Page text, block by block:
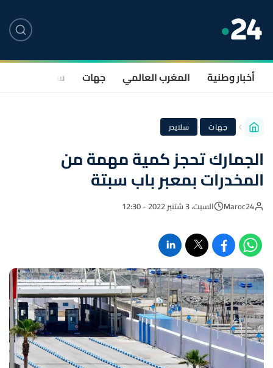
أخبار وطنية المغرب العالمي جهات سياسة
جهات · سلايدر
الجمارك تحجز كمية مهمة من
المخدرات بمعبر باب سبتة
Maroc24 السبت، 3 شتنبر 2022 - 12:30